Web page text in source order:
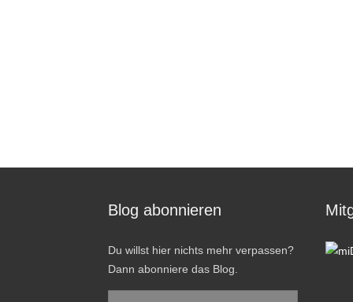
Blog abonnieren
Du willst hier nichts mehr verpassen?
Dann abonniere das Blog.